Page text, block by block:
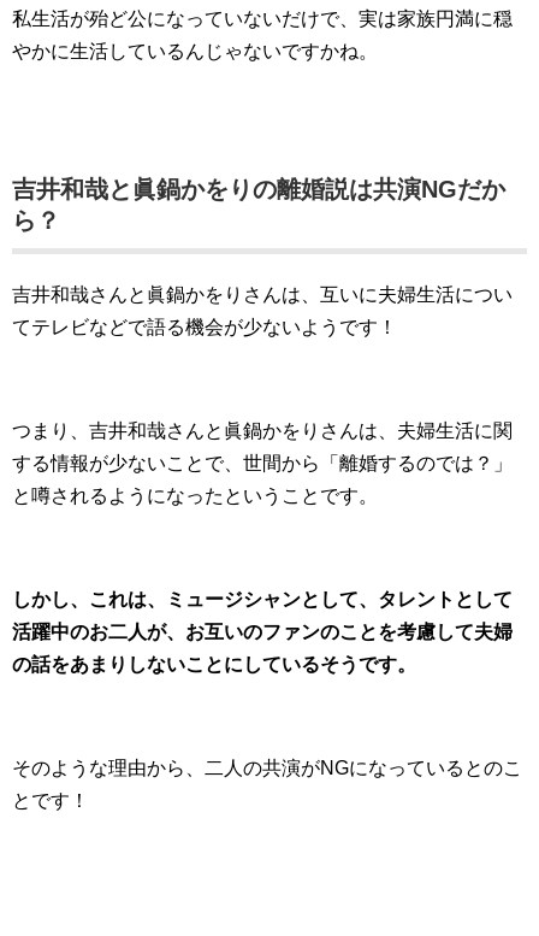
私生活が殆ど公になっていないだけで、実は家族円満に穏
やかに生活しているんじゃないですかね。
吉井和哉と眞鍋かをりの離婚説は共演NGだか
ら？
吉井和哉さんと眞鍋かをりさんは、互いに夫婦生活につい
てテレビなどで語る機会が少ないようです！
つまり、吉井和哉さんと眞鍋かをりさんは、夫婦生活に関
する情報が少ないことで、世間から「離婚するのでは？」
と噂されるようになったということです。
しかし、これは、ミュージシャンとして、タレントとして
活躍中のお二人が、お互いのファンのことを考慮して夫婦
の話をあまりしないことにしているそうです。
そのような理由から、二人の共演がNGになっているとのこ
とです！